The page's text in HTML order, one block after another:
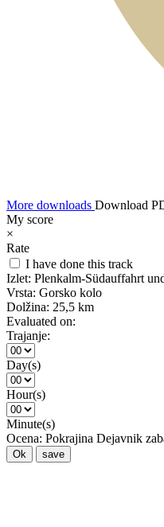
More downloads Download
My score
×
Rate
I have done this track
Izlet: Plenkalm-Südauffahrt
Vrsta: Gorsko kolo
Dolžina: 25,5 km
Evaluated on:
Trajanje:
Day(s)
Hour(s)
Minute(s)
Ocena: Pokrajina Dejavnik
Ok save